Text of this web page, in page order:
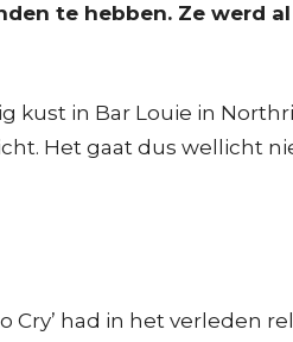
te hebben. Ze werd
in Bar Louie in
Het gaat dus wellicht
Cry’ had in het verleden